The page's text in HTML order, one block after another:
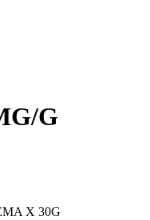
G
X 30G